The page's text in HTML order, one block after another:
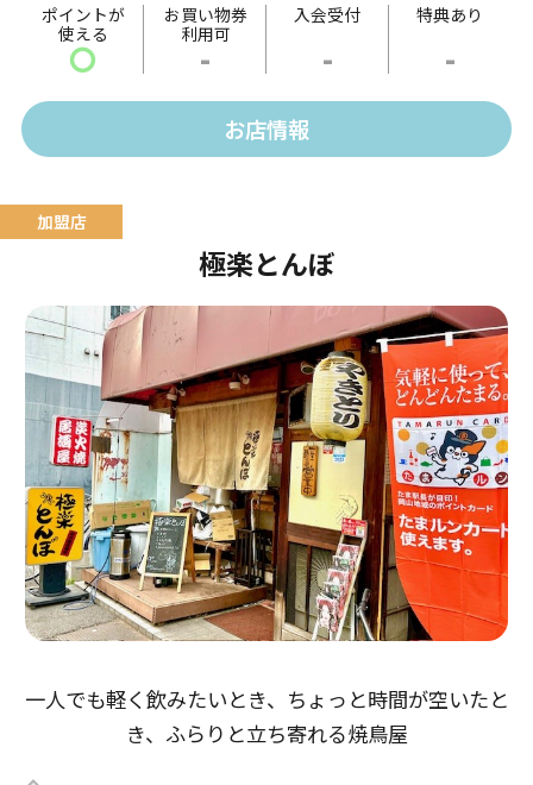
ポイントが
使える
〇
お買い物券
利用可
-
入会受付
-
特典あり
-
お店情報
極楽とんぼ
一人でも軽く飲みたいとき、ちょっと時間が空いたと
き、ふらりと立ち寄れる焼鳥屋